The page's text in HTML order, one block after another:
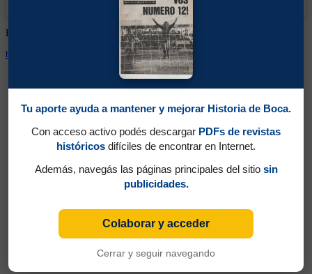
Buzo usado por Navarro Montoya en el Torneo Clausura 1994
https://www.instagram.com/coleccionazulyoro
Tu aporte ayuda a mantener y mejorar Historia de Boca.
Con acceso activo podés descargar PDFs de revistas
históricos difíciles de encontrar en Internet.
Además, navegás las páginas principales del sitio sin
publicidades.
Colaborar y acceder
Cerrar y seguir navegando